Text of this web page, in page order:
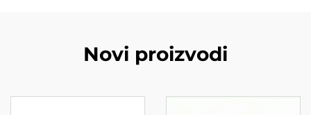
Novi proizvodi